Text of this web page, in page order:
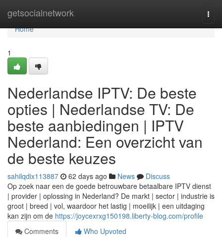
getsocialnetwork
Home
Home
1
Nederlandse IPTV: De beste
opties | Nederlandse TV: De
beste aanbiedingen | IPTV
Nederland: Een overzicht van
de beste keuzes
sahilqdix113887 62 days ago News
Discuss
Op zoek naar een de goede betrouwbare betaalbare IPTV dienst
| provider | oplossing in Nederland? De markt | sector | industrie is
groot | breed | vol, waardoor het lastig | moeilijk | een uitdaging
kan zijn om de https://joycexrxg150198.liberty-blog.com/profile
Comments
Who Upvoted